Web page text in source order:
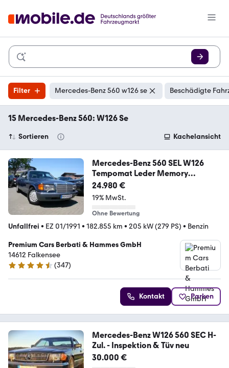
Filter Mercedes-Benz 560 w126 se Beschädigte
15 Mercedes-Benz 560: W126 Se
Sortieren Kachelansicht
Mercedes-Benz 560 SEL W126
Tempomat Leder Memory
Schiebedach
24.980 €
19% MwSt.
Ohne Bewertung
Unfallfrei • EZ 01/1991 • 182.855 km • 205 kW (279 PS) • Benzin
Premium Cars Berbati & Hammes GmbH
14612 Falkensee
4.6 Sterne
(347)
Kontakt Parken
Mercedes-Benz W126 560 SEC H-
Zul. - Inspektion & Tüv neu
30.000 €